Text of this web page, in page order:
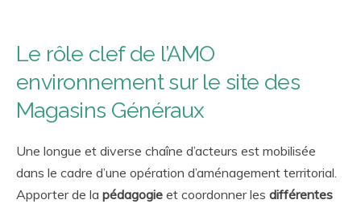
Le rôle clef de l’AMO
environnement sur le site des
Magasins Généraux
Une longue et diverse chaîne d’acteurs est mobilisée
dans le cadre d’une opération d’aménagement territorial.
Apporter de la pédagogie et coordonner les différentes